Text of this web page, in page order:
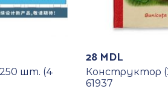
шт. (4
28 MDL
Конструктор
61937